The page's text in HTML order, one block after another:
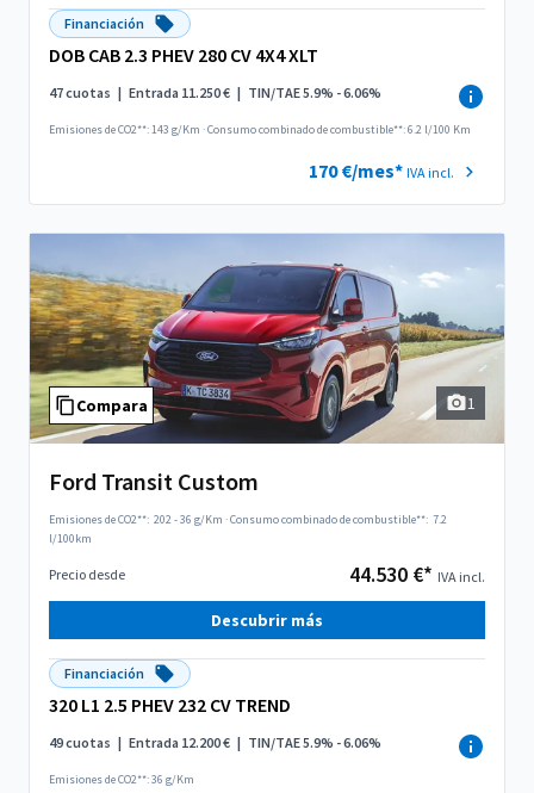
Financiación
DOB CAB 2.3 PHEV 280 CV 4X4 XLT
47 cuotas | Entrada 11.250 € | TIN/TAE 5.9% - 6.06%
Emisiones de CO2**: 143 g/Km ·Consumo combinado de combustible**: 6.2 l/100 Km
170 €/mes* IVA incl.
Compara 1
Ford Transit Custom
Emisiones de CO2**: 202 - 36 g/Km ·Consumo combinado de combustible**: 7.2
l/100km
Precio desde 44.530 €* IVA incl.
Descubrir más
Financiación
320 L1 2.5 PHEV 232 CV TREND
49 cuotas | Entrada 12.200 € | TIN/TAE 5.9% - 6.06%
Emisiones de CO2**: 36 g/Km